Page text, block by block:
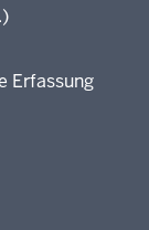
Erfassung